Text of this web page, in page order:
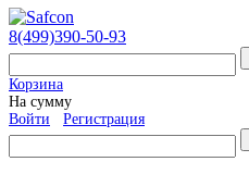
8(499)390-50-93
Корзина
На сумму
Войти
Регистрация